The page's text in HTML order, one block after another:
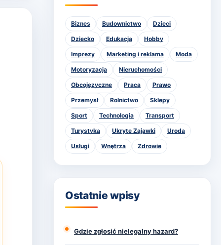
Biznes Budownictwo Dzieci
Dziecko Edukacja Hobby
Imprezy Marketing i reklama Moda
Motoryzacja Nieruchomości
Obcojęzyczne Praca Prawo
Przemysł Rolnictwo Sklepy
Sport Technologia Transport
Turystyka Ukryte Zajawki Uroda
Usługi Wnętrza Zdrowie
Ostatnie wpisy
Gdzie zgłosić nielegalny hazard?